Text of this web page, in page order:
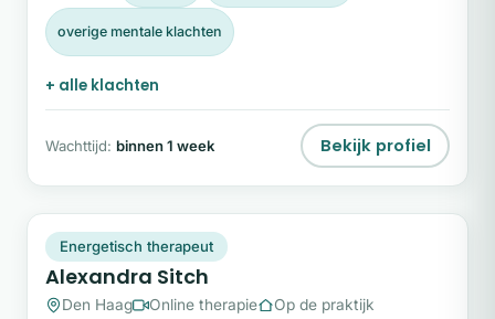
overige mentale klachten
+ alle klachten
Wachttijd: binnen 1 week Bekijk profiel
AS
Snel beschikbaar
Energetisch therapeut
Alexandra Sitch
Den Haag Online therapie
Op de praktijk